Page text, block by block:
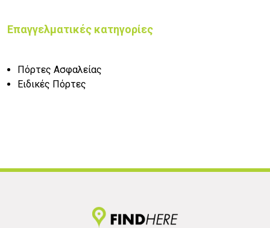
Επαγγελματικές κατηγορίες
Πόρτες Ασφαλείας
Ειδικές Πόρτες